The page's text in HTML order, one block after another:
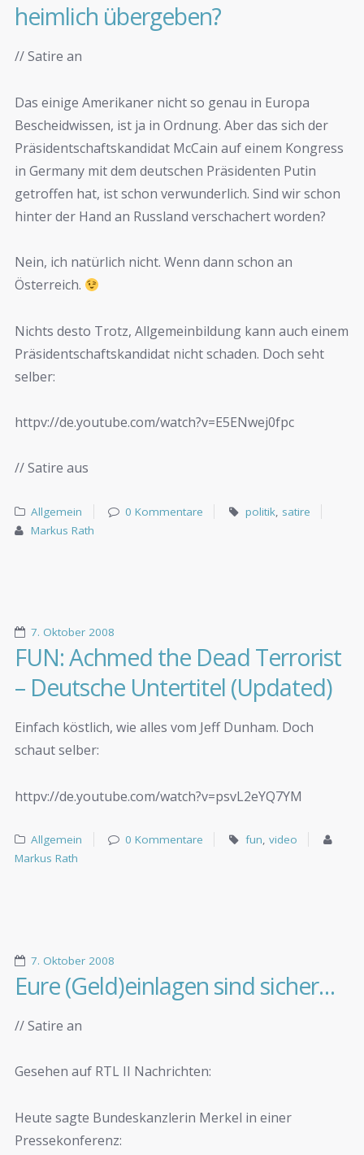
heimlich übergeben?
// Satire an
Das einige Amerikaner nicht so genau in Europa
Bescheidwissen, ist ja in Ordnung. Aber das sich der
Präsidentschaftskandidat McCain auf einem Kongress
in Germany mit dem deutschen Präsidenten Putin
getroffen hat, ist schon verwunderlich. Sind wir schon
hinter der Hand an Russland verschachert worden?
Nein, ich natürlich nicht. Wenn dann schon an
Österreich.
Nichts desto Trotz, Allgemeinbildung kann auch einem
Präsidentschaftskandidat nicht schaden. Doch seht
selber:
httpv://de.youtube.com/watch?v=E5ENwej0fpc
// Satire aus
Allgemein 0 Kommentare politik, satire
Markus Rath
7. Oktober 2008
FUN: Achmed the Dead Terrorist
– Deutsche Untertitel (Updated)
Einfach köstlich, wie alles vom Jeff Dunham. Doch
schaut selber:
httpv://de.youtube.com/watch?v=psvL2eYQ7YM
Allgemein 0 Kommentare fun, video
Markus Rath
7. Oktober 2008
Eure (Geld)einlagen sind sicher…
// Satire an
Gesehen auf RTL II Nachrichten:
Heute sagte Bundeskanzlerin Merkel in einer
Pressekonferenz: